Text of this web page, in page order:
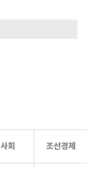
사회 조선경제